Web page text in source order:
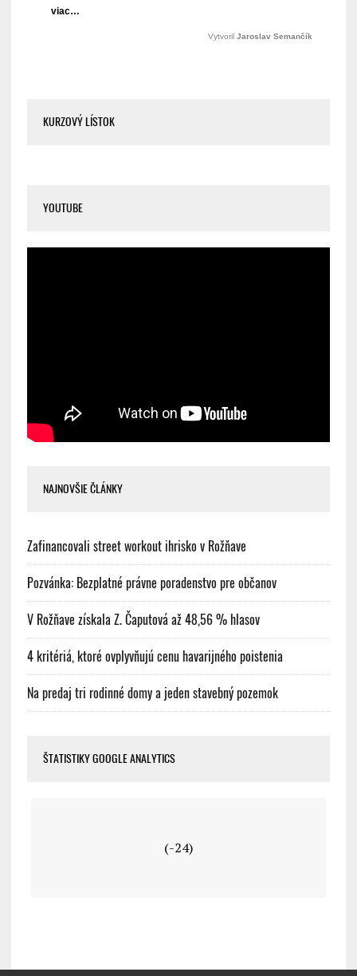
KURZOVÝ LÍSTOK
YOUTUBE
NAJNOVŠIE ČLÁNKY
Zafinancovali street workout ihrisko v Rožňave
Pozvánka: Bezplatné právne poradenstvo pre občanov
V Rožňave získala Z. Čaputová až 48,56 % hlasov
4 kritériá, ktoré ovplyvňujú cenu havarijného poistenia
Na predaj tri rodinné domy a jeden stavebný pozemok
ŠTATISTIKY GOOGLE ANALYTICS
(-24)